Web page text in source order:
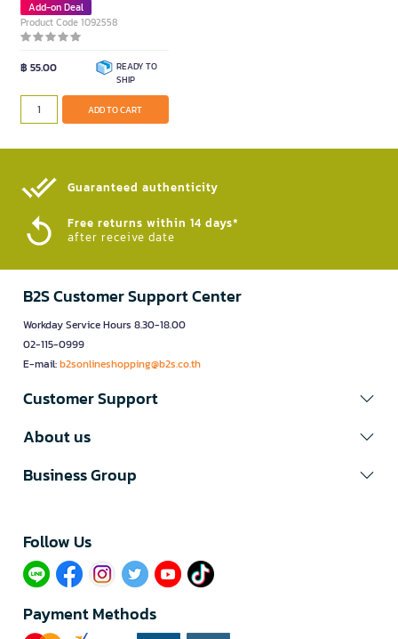
Add-on Deal
Product Code 1092558
฿ 55.00
READY TO
SHIP
ADD TO CART
Guaranteed authenticity​
Free returns within 14 days*
after receive date
B2S Customer Support Center
Workday Service Hours 8.30-18.00
02-115-0999
E-mail:b2sonlineshopping@b2s.co.th
Customer Support
About us
Business Group
Follow Us​
Payment Methods